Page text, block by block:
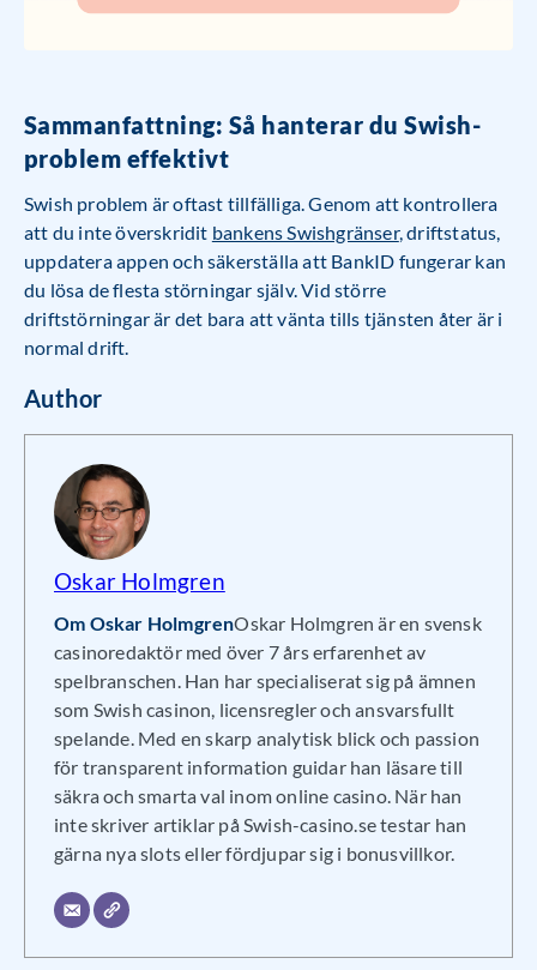
Sammanfattning: Så hanterar du Swish-
problem effektivt
Swish problem är oftast tillfälliga. Genom att kontrollera
att du inte överskridit bankens Swishgränser, driftstatus,
uppdatera appen och säkerställa att BankID fungerar kan
du lösa de flesta störningar själv. Vid större
driftstörningar är det bara att vänta tills tjänsten åter är i
normal drift.
Author
Oskar Holmgren
Om Oskar HolmgrenOskar Holmgren är en svensk
casinoredaktör med över 7 års erfarenhet av
spelbranschen. Han har specialiserat sig på ämnen
som Swish casinon, licensregler och ansvarsfullt
spelande. Med en skarp analytisk blick och passion
för transparent information guidar han läsare till
säkra och smarta val inom online casino. När han
inte skriver artiklar på Swish-casino.se testar han
gärna nya slots eller fördjupar sig i bonusvillkor.